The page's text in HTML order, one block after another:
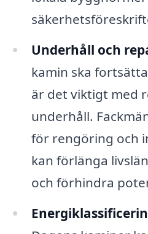
Underhåll och
kamin ska
är det viktigt med
underhåll.
för rengöring och
kan förlänga
och förhindra